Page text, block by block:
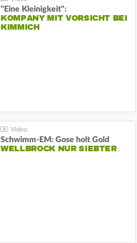
"Eine Kleinigkeit":
KOMPANY MIT VORSICHT BEI
KIMMICH
Schwimm-EM: Gose holt Gold
WELLBROCK NUR SIEBTER